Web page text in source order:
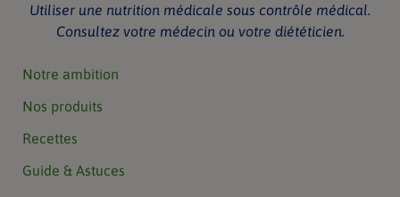
Utiliser une nutrition médicale sous contrôle médical.
Consultez votre médecin ou votre diététicien.
Notre ambition
Nos produits
Recettes
Guide & Astuces